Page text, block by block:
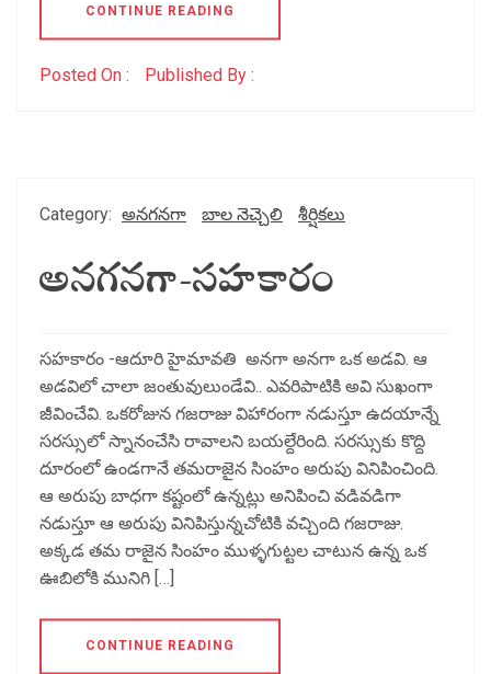
CONTINUE READING
Posted On : Published By :
Category: అనగనగా బాల నెచ్చెలి శీర్షికలు
అనగనగా-సహకారం
సహకారం -ఆదూరి హైమావతి అనగా అనగా ఒక అడవి. ఆ
అడవిలో చాలా జంతువులుండేవి.. ఎవరిపాటికి అవి సుఖంగా
జీవించేవి. ఒకరోజున గజరాజు విహారంగా నడుస్తూ ఉదయాన్నే
సరస్సులో స్నానంచేసి రావాలని బయల్దేరింది. సరస్సుకు కొద్ది
దూరంలో ఉండగానే తమరాజైన సింహం అరుపు వినిపించింది.
ఆ అరుపు బాధగా కష్టంలో ఉన్నట్లు అనిపించి వడివడిగా
నడుస్తూ ఆ అరుపు వినిపిస్తున్నచోటికి వచ్చింది గజరాజు.
అక్కడ తమ రాజైన సింహం ముళ్ళగుట్టల చాటున ఉన్న ఒక
ఊబిలోకి మునిగి […]
CONTINUE READING